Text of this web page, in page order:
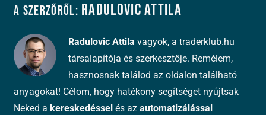
A szerzőről: Radulovic Attila
Radulovic Attila vagyok, a traderklub.hu
társalapítója és szerkesztője. Remélem,
hasznosnak találod az oldalon található
anyagokat! Célom, hogy hatékony segítséget nyújtsak
Neked akereskedéssel és azautomatizálással